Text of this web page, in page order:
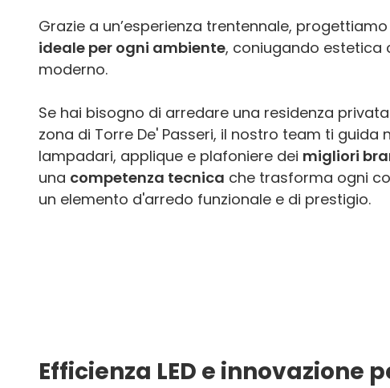
Grazie a un’esperienza trentennale, progettiamo
ideale per ogni ambiente, coniugando estetica
moderno.
Se hai bisogno di arredare una residenza
zona di Torre De' Passeri, il nostro team ti guida
lampadari, applique e plafoniere dei migliori
una competenza tecnica che trasforma ogni
un elemento d'arredo funzionale e di prestigio.
Efficienza LED e innovazione